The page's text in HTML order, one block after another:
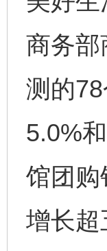
商务部
测的
5.0%
馆团购
增长超